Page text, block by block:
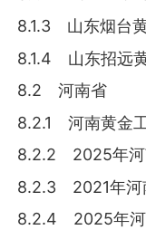
8.1.3 山东烟台
8.1.4 山东招远
8.2 河南省
8.2.1 河南黄金
8.2.2 2025年河
8.2.3 2021年河
8.2.4 2025年河